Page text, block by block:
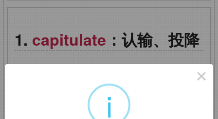
capitulate ：认输、投降
【发音释义】：[kə'pɪtjʊleɪt]vi.认输；屈
服；让步；（有条件）投降
【结构分析】：capitulate
×
i